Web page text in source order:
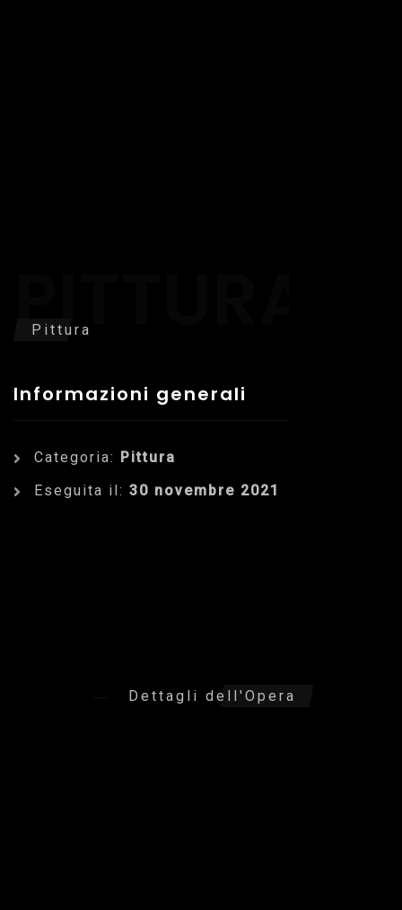
PITTURA
Pittura
Informazioni generali
Categoria:
Pittura
Eseguita il: 30 novembre 2021
Dettagli dell'Opera